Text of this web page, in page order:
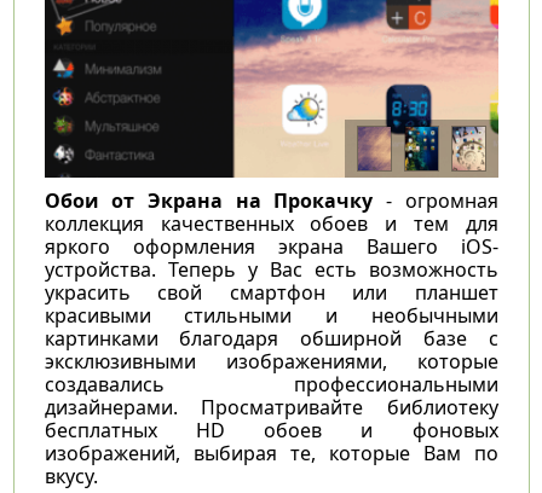
Обои от Экрана на Прокачку - огромная
коллекция качественных обоев и тем для
яркого оформления экрана Вашего iOS-
устройства. Теперь у Вас есть возможность
украсить свой смартфон или планшет
красивыми стильными и необычными
картинками благодаря обширной базе с
эксклюзивными изображениями, которые
создавались профессиональными
дизайнерами. Просматривайте библиотеку
бесплатных HD обоев и фоновых
изображений, выбирая те, которые Вам по
вкусу.